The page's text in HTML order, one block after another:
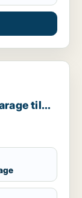
eller garage til
til